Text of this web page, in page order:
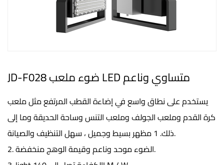
JD-F028 ضوء ملعب LED متساوي وناعم
يستخدم على نطاق واسع في إضاءة القطب المرتفع مثل ملعب
كرة القدم وملعب الجولف وملعب التنس وساحة الحديقة وما إلى
ذلك. 1 مظهر بسيط وجميل ، سهل التنظيف والصيانة.
2. الضوء موحد وناعم وقيمة الوهج منخفضة.